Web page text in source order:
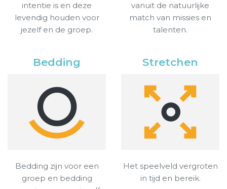
intentie is en deze
levendig houden voor
jezelf en de groep.
vanuit de natuurlijke
match van missies en
talenten.
Bedding
Bedding zijn voor een
groep en bedding
Stretchen
Het speelveld vergroten
in tijd en bereik.